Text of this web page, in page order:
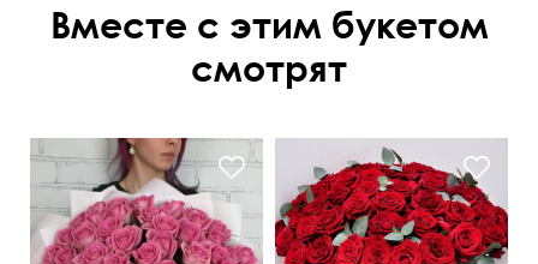
Вместе с этим букетом
смотрят